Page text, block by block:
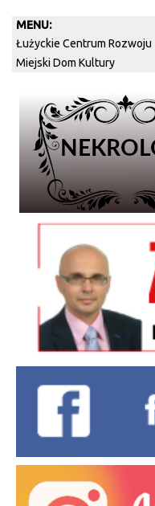
MENU:
Łużyckie Centrum Rozwoju
Miejski Dom Kultury